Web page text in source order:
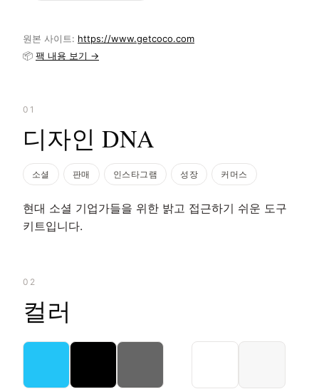
원본 사이트: https://www.getcoco.com
📦 팩 내용 보기 →
01
디자인 DNA
소셜 판매 인스타그램 성장 커머스
현대 소셜 기업가들을 위한 밝고 접근하기 쉬운 도구
키트입니다.
02
컬러